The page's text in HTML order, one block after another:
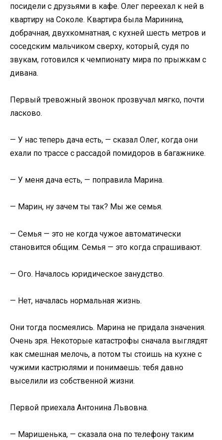
посидели с друзьями в кафе. Олег переехал к ней в
квартиру на Соколе. Квартира была Маринина,
добрачная, двухкомнатная, с кухней шесть метров и
соседским мальчиком сверху, который, судя по
звукам, готовился к чемпионату мира по прыжкам с
дивана.
Первый тревожный звонок прозвучал мягко, почти
ласково.
— У нас теперь дача есть, — сказал Олег, когда они
ехали по трассе с рассадой помидоров в багажнике.
— У меня дача есть, — поправила Марина.
— Марин, ну зачем ты так? Мы же семья.
— Семья — это не когда чужое автоматически
становится общим. Семья — это когда спрашивают.
— Ого. Началось юридическое занудство.
— Нет, началась нормальная жизнь.
Они тогда посмеялись. Марина не придала значения.
Очень зря. Некоторые катастрофы сначала выглядят
как смешная мелочь, а потом ты стоишь на кухне с
чужими кастрюлями и понимаешь: тебя давно
выселили из собственной жизни.
Первой приехала Антонина Львовна.
— Маришенька, — сказала она по телефону таким